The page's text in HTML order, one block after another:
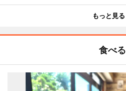
もっと見る
食べる